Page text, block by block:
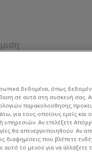
δεδομένα, όπως
σε αυτά στη συσκευή σας.
παρακολούθησης
για τους οποίους εμείς και
Αν επιλέξετε
θα απενεργοποιηθούν. Αν
διαφημίσεις που βλέπετε
το μενού για να αλλάξετε